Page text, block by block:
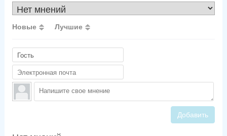
Новые Лучшие
Добавить